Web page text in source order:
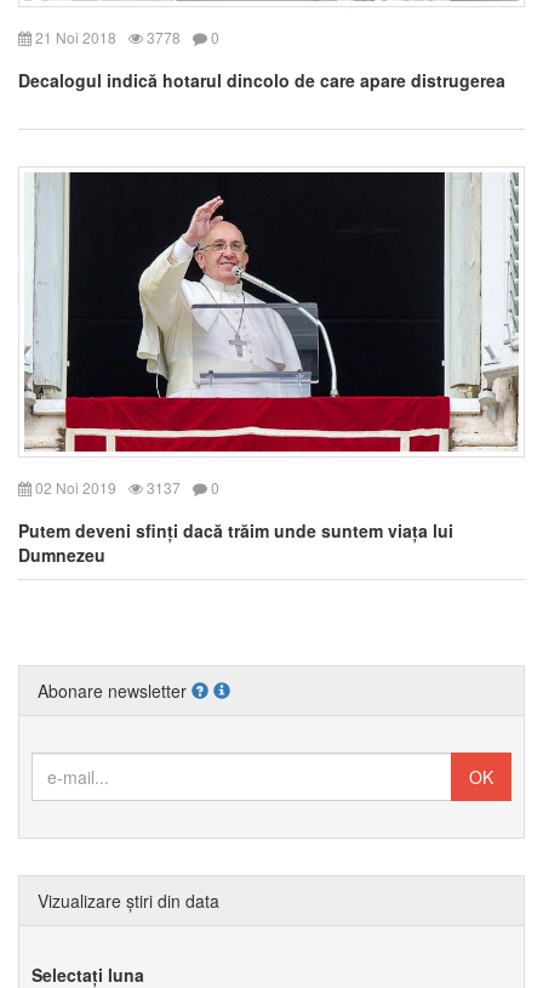
21 Noi 2018 3778 0
Decalogul indică hotarul dincolo de care apare distrugerea
02 Noi 2019 3137 0
Putem deveni sfinți dacă trăim unde suntem viața lui
Dumnezeu
Abonare newsletter
Vizualizare știri din data
Selectați luna